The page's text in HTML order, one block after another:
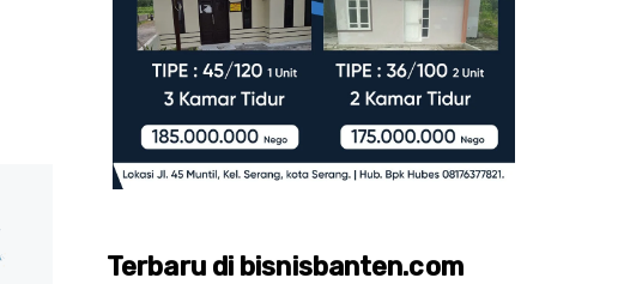
Terbaru di bisnisbanten.com